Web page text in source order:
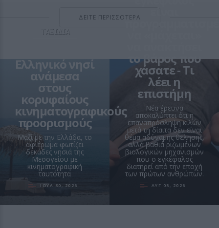
ΔΕΙΤΕ ΠΕΡΙΣΣΟΤΕΡΑ
ΤΑΞΙΔΙΑ
Ελληνικό νησί
ανάμεσα
στους
κορυφαίους
κινηματογραφικούς
προορισμούς
Μαζί με την Ελλάδα, το
αφιέρωμα φωτίζει
δεκάδες νησιά της
Μεσογείου με
κινηματογραφική
ταυτότητα
ΙΟΥΛ 30, 2026
το βάρος που
χάσατε ‑ Τι
λέει η
επιστήμη
Νέα έρευνα
αποκαλύπτει ότι η
επαναπρόσληψη κιλών
μετά τη δίαιτα δεν είναι
θέμα αδύναμης θέλησης,
αλλά βαθιά ριζωμένων
βιολογικών μηχανισμών
που ο εγκέφαλος
διατηρεί από την εποχή
των πρώτων ανθρώπων.
ΑΥΓ 05, 2026